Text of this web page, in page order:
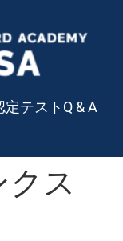
定テスト Q & A
ス